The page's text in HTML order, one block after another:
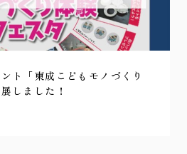
ト「東成こどもモノづくり
しました！